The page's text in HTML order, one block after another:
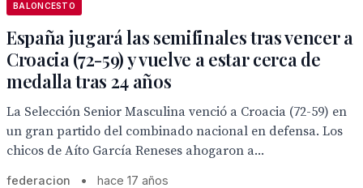
BALONCESTO
España jugará las semifinales tras vencer a
Croacia (72-59) y vuelve a estar cerca de
medalla tras 24 años
La Selección Senior Masculina venció a Croacia (72-59) en
un gran partido del combinado nacional en defensa. Los
chicos de Aíto García Reneses ahogaron a...
federacion • hace 17 años